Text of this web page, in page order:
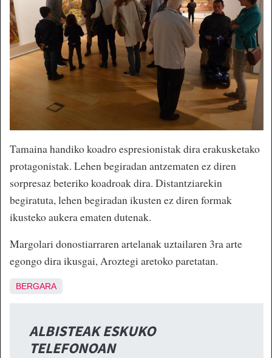
Tamaina handiko koadro espresionistak dira erakusketako
protagonistak. Lehen begiradan antzematen ez diren
sorpresaz beteriko koadroak dira. Distantziarekin
begiratuta, lehen begiradan ikusten ez diren formak
ikusteko aukera ematen dutenak.
Margolari donostiarraren artelanak uztailaren 3ra arte
egongo dira ikusgai, Aroztegi aretoko paretatan.
BERGARA
ALBISTEAK ESKUKO
TELEFONOAN